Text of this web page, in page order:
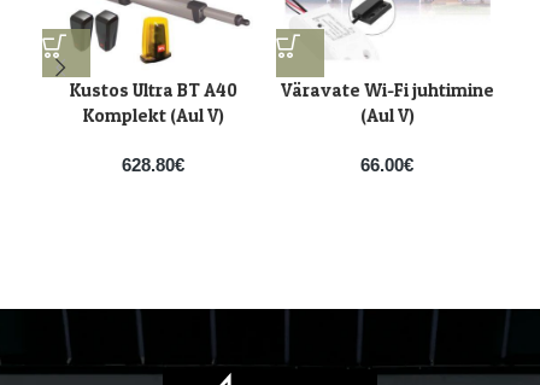
Kustos Ultra BT A40
Komplekt (Aul V)
628.80€
Väravate Wi-Fi juhtimine
(Aul V)
66.00€